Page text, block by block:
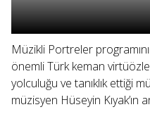
Müzikli Portreler
önemli Türk keman
yolculuğu ve tanıklık ettiği
müzisyen Hüseyin Kıyak’ın